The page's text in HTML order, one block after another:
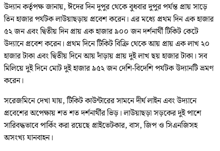
উদ্যান কর্তৃপক্ষ জানায়, ঈদের দিন দুপুর থেকে বুধবার দুপুর পর্যন্ত প্রায় সাড়ে
তিন হাজার পর্যটক লাউয়াছড়ায় প্রবেশ করেন। এর মধ্যে প্রথম দিন এক হাজার
৫২ জন এবং দ্বিতীয় দিন প্রায় এক হাজার ৯০০ জন দর্শনার্থী টিকিট কেটে
উদ্যানে প্রবেশ করেন। প্রথম দিনে টিকিট বিক্রি থেকে আয় প্রায় এক লাখ ২০
হাজার টাকা এবং দ্বিতীয় দিনে আয় দাঁড়ায় প্রায় দুই লাখ ছয় হাজার টাকা। সব
মিলিয়ে দুই দিনে মোট দুই হাজার ৯৫২ জন দেশি-বিদেশি পর্যটক উদ্যানটি ভ্রমণ
করেন।
সরেজমিনে দেখা যায়, টিকিট কাউন্টারের সামনে দীর্ঘ লাইন এবং উদ্যানে
প্রবেশের অপেক্ষায় শত শত দর্শনার্থীর ভিড়। লাউয়াছড়া সড়কের দুই পাশে
সারিবদ্ধভাবে পার্কিং করা রয়েছে প্রাইভেটকার, বাস, জিপ ও সিএনজিসহ
অসংখ্য যানবাহন।